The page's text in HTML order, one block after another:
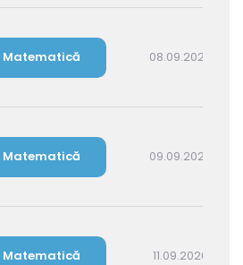
Matematică 08.09.2026 16:00
Matematică 09.09.2026 14:30
Matematică 11.09.2026 16:00